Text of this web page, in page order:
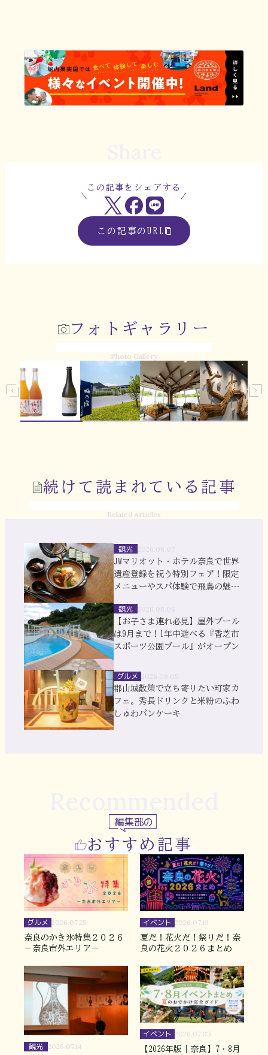
この記事をシェアする
この記事のURL
フォトギャラリー
Photo Gallery
続けて読まれている記事
Related Articles
観光
JWマリオット・ホテル奈良で世界
遺産登録を祝う特別フェア！限定
メニューやスパ体験で飛鳥の魅力
観光
【お子さま連れ必見】屋外プール
は9月まで！1年中遊べる『香芝市
スポーツ公園プール』がオープン
グルメ
郡山城散策で立ち寄りたい町家カ
フェ。秀長ドリンクと米粉のふわ
しゅわパンケーキ
編集部の
おすすめ記事
グルメ 2026.07.25
奈良のかき氷特集２０２６
－奈良市外エリア－
イベント 2026.07.19
夏だ！花火だ！祭りだ！奈
良の花火２０２６まとめ
観光 2026.07.14
イベント 2026.07.03
【2026年版｜奈良】7・8月